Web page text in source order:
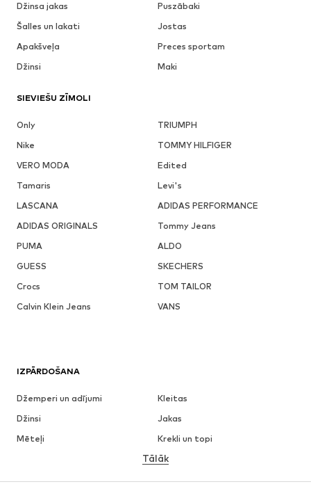
Džinsa jakas
Puszābaki
Šalles un lakati
Jostas
Apakšveļa
Preces sportam
Džinsi
Maki
SIEVIEŠU ZĪMOLI
Only
TRIUMPH
Nike
TOMMY HILFIGER
VERO MODA
Edited
Tamaris
Levi's
LASCANA
ADIDAS PERFORMANCE
ADIDAS ORIGINALS
Tommy Jeans
PUMA
ALDO
GUESS
SKECHERS
Crocs
TOM TAILOR
Calvin Klein Jeans
VANS
IZPĀRDOŠANA
Džemperi un adījumi
Kleitas
Džinsi
Jakas
Mēteļi
Krekli un topi
Apakšveļa
Svārki
Blūzes un tunikas
Tālāk